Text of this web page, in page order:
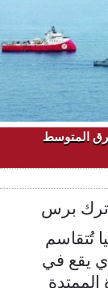
المتوسط
ترك برس
تُتقاسم
يقع في
الممتدة